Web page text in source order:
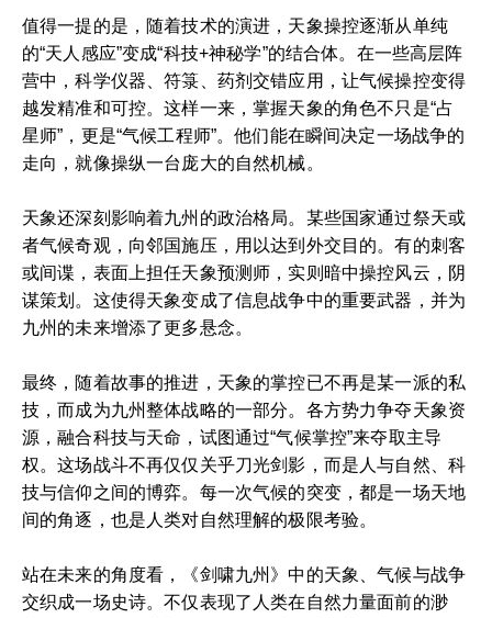
值得一提的是，随着技术的演进，天象操控逐渐从单纯
的“天人感应”变成“科技+神秘学”的结合体。在一些高层阵
营中，科学仪器、符箓、药剂交错应用，让气候操控变得
越发精准和可控。这样一来，掌握天象的角色不只是“占
星师”，更是“气候工程师”。他们能在瞬间决定一场战争的
走向，就像操纵一台庞大的自然机械。
天象还深刻影响着九州的政治格局。某些国家通过祭天或
者气候奇观，向邻国施压，用以达到外交目的。有的刺客
或间谍，表面上担任天象预测师，实则暗中操控风云，阴
谋策划。这使得天象变成了信息战争中的重要武器，并为
九州的未来增添了更多悬念。
最终，随着故事的推进，天象的掌控已不再是某一派的私
技，而成为九州整体战略的一部分。各方势力争夺天象资
源，融合科技与天命，试图通过“气候掌控”来夺取主导
权。这场战斗不再仅仅关乎刀光剑影，而是人与自然、科
技与信仰之间的博弈。每一次气候的突变，都是一场天地
间的角逐，也是人类对自然理解的极限考验。
站在未来的角度看，《剑啸九州》中的天象、气候与战争
交织成一场史诗。不仅表现了人类在自然力量面前的渺